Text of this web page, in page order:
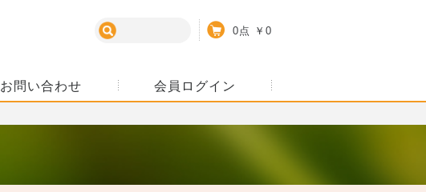
0点 ￥0
お問い合わせ 会員ログイン